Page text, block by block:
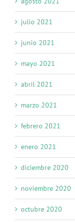
julio 2021
junio 2021
mayo 2021
abril 2021
marzo 2021
febrero 2021
enero 2021
diciembre 2020
noviembre 2020
octubre 2020